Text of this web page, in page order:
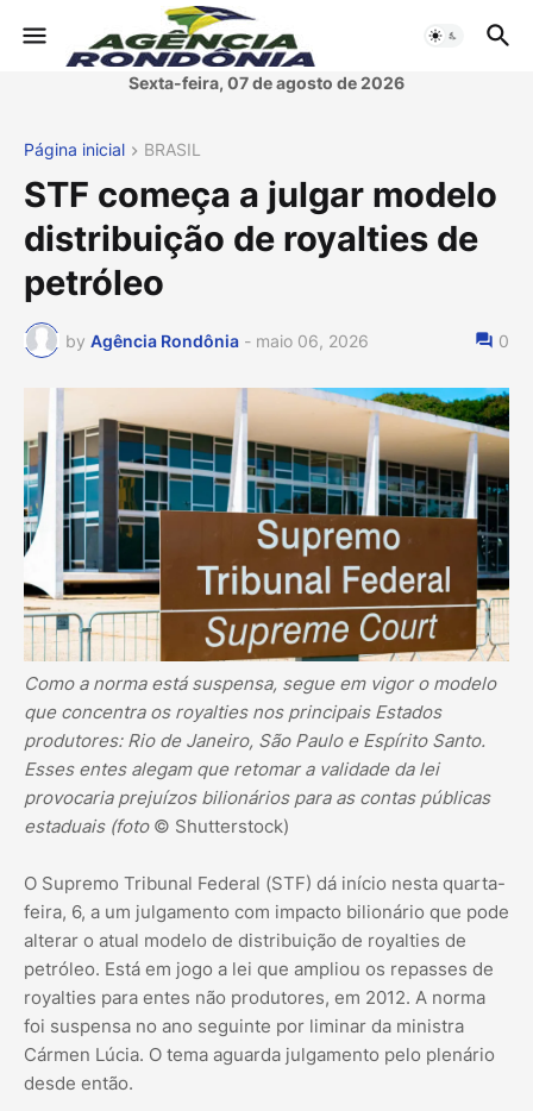
Sexta-feira, 07 de agosto de 2026
Página inicial BRASIL
STF começa a julgar modelo
distribuição de royalties de
petróleo
by Agência Rondônia - maio 06, 2026 0
Como a norma está suspensa, segue em vigor o modelo
que concentra os royalties nos principais Estados
produtores: Rio de Janeiro, São Paulo e Espírito Santo.
Esses entes alegam que retomar a validade da lei
provocaria prejuízos bilionários para as contas públicas
estaduais (foto © Shutterstock)
O Supremo Tribunal Federal (STF) dá início nesta quarta-
feira, 6, a um julgamento com impacto bilionário que pode
alterar o atual modelo de distribuição de royalties de
petróleo. Está em jogo a lei que ampliou os repasses de
royalties para entes não produtores, em 2012. A norma
foi suspensa no ano seguinte por liminar da ministra
Cármen Lúcia. O tema aguarda julgamento pelo plenário
desde então.